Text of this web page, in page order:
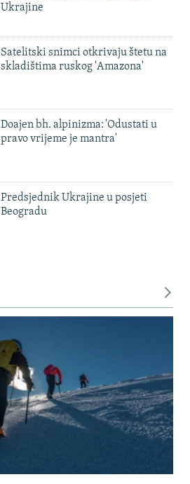
Ukrajine
Satelitski snimci otkrivaju štetu na
skladištima ruskog 'Amazona'
Doajen bh. alpinizma: 'Odustati u
pravo vrijeme je mantra'
Predsjednik Ukrajine u posjeti
Beogradu